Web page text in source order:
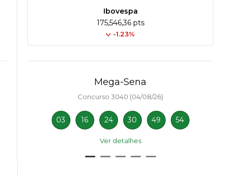
Ibovespa
175,546,36 pts
-1.23%
Mega-Sena
Concurso 3040 (04/08/26)
03 16 24 30 49 54
Ver detalhes